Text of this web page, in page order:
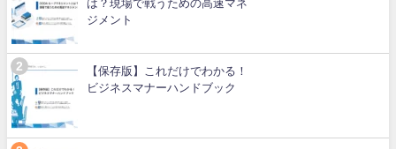
は？現場で戦うための高速マネ
ジメント
【保存版】これだけでわかる！
ビジネスマナーハンドブック